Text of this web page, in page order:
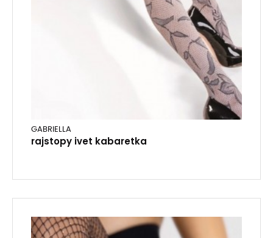
GABRIELLA
rajstopy ivet kabaretka